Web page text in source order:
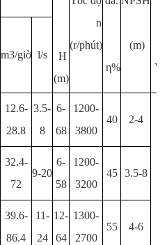
H
(m)
n
(r/phút)
η%
(m)
m3/giờ l/s
12.6-
28.8
3.5-
8
6-
68
1200-
3800
40 2-4
32.4-
72
9-20
6-
58
1200-
3200
45 3.5-8
39.6-
86.4
11-
24
12-
64
1300-
2700
55 4-6